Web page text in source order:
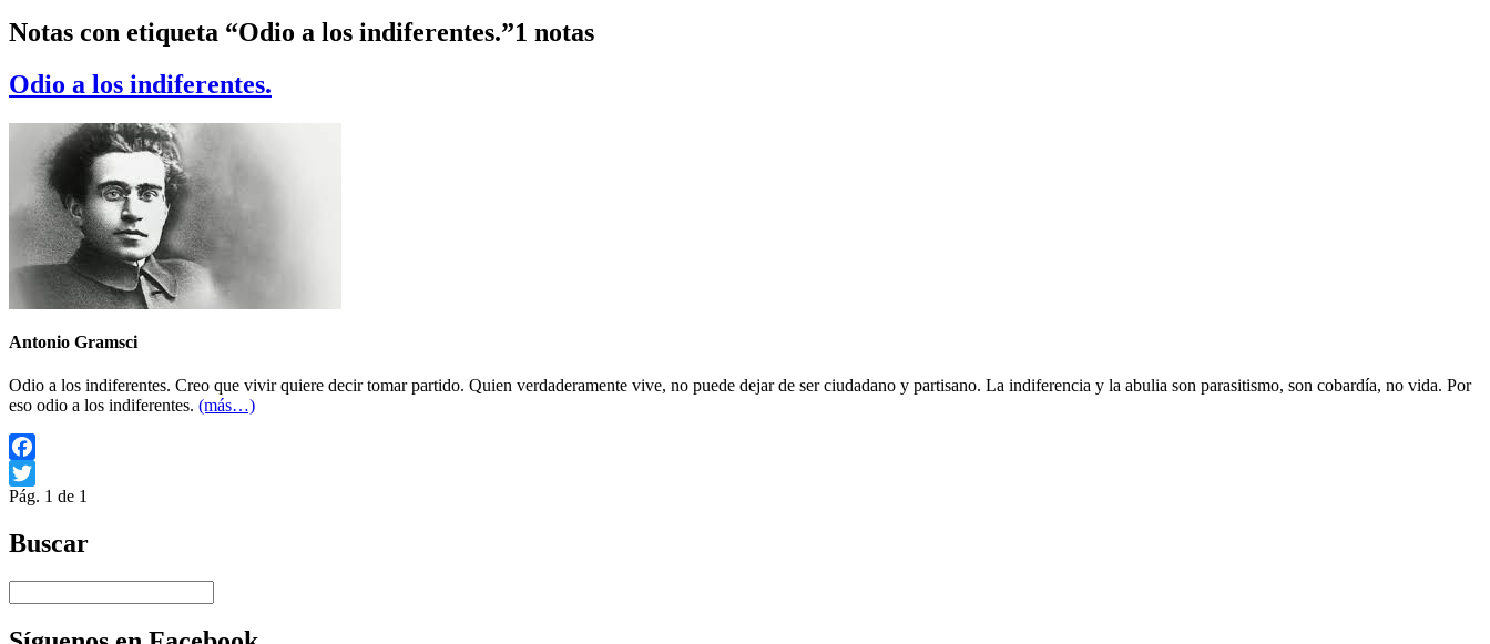
Notas con etiqueta “Odio a los indiferentes.”1 notas
Odio a los indiferentes.
Antonio Gramsci
Odio a los indiferentes. Creo que vivir quiere decir tomar partido. Quien verdaderamente vive, no puede dejar de ser ciudadano y partisano. La indiferencia y la abulia son parasitismo, son cobardía, no vida. Por
eso odio a los indiferentes. (más…)
Facebook
Twitter
Pág. 1 de 1
Buscar